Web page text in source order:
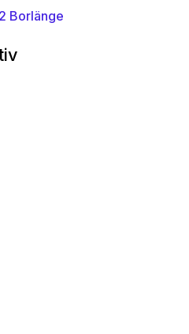
Borlänge